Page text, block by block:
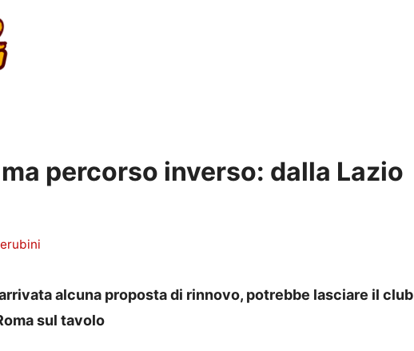
percorso inverso: dalla Lazio
alcuna proposta di rinnovo, potrebbe lasciare il club
sul tavolo